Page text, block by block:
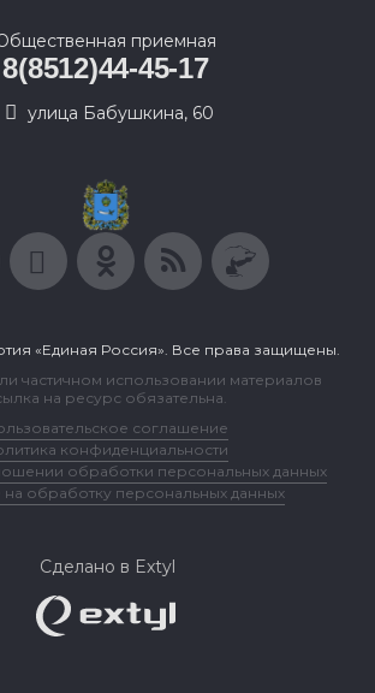
приемная
8(8512)44-45-17
улица Бабушкина, 60
«Единая Россия». Все права защищены.
частичном использовании материалов
на ресурс обязательна.
соглашение
конфиденциальности
обработки персональных данных
на обработку персональных данных
Сделано в Extyl